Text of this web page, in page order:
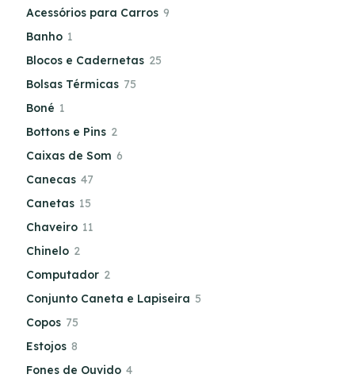
Acessórios para Carros 9
Banho 1
Blocos e Cadernetas 25
Bolsas Térmicas 75
Boné 1
Bottons e Pins 2
Caixas de Som 6
Canecas 47
Canetas 15
Chaveiro 11
Chinelo 2
Computador 2
Conjunto Caneta e Lapiseira 5
Copos 75
Estojos 8
Fones de Ouvido 4